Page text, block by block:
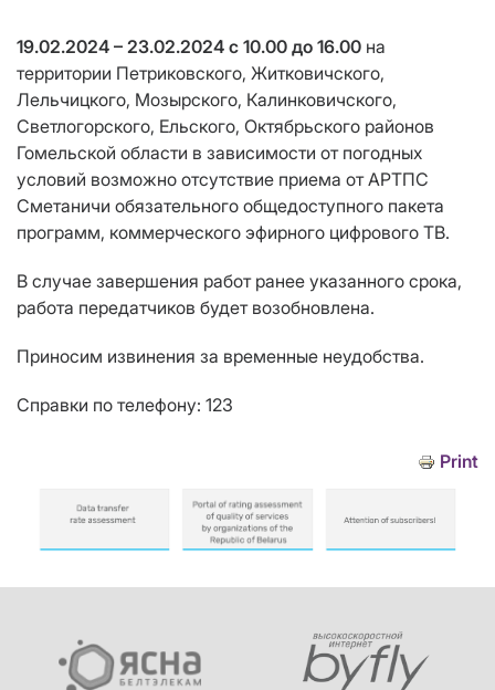
19.02.2024 – 23.02.2024 с 10.00 до 16.00 на
территории Петриковского, Житковичского,
Лельчицкого, Мозырского, Калинковичского,
Светлогорского, Ельского, Октябрьского районов
Гомельской области в зависимости от погодных
условий возможно отсутствие приема от АРТПС
Сметаничи обязательного общедоступного пакета
программ, коммерческого эфирного цифрового ТВ.
В случае завершения работ ранее указанного срока,
работа передатчиков будет возобновлена.
Приносим извинения за временные неудобства.
Справки по телефону: 123
Print